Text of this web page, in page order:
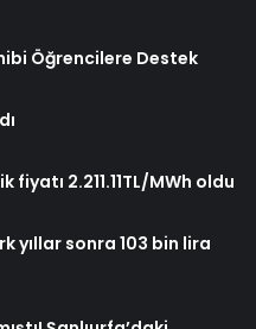
Öğrencilere Destek
fiyatı 2.211.11TL/MWh oldu
yıllar sonra 103 bin lira